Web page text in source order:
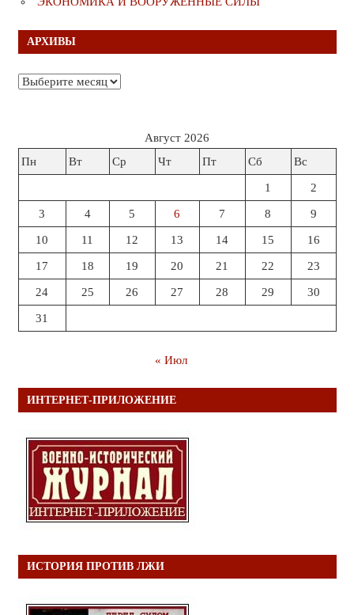
АРХИВЫ
Архивы
Август 2026
Пн
Вт Ср Чт Пт Сб Вс
1 2
3 4 5 6 7 8 9
10 11 12 13 14 15 16
17 18 19 20 21 22 23
24 25 26 27 28 29 30
31
« Июл
ИНТЕРНЕТ-ПРИЛОЖЕНИЕ
ИСТОРИЯ ПРОТИВ ЛЖИ